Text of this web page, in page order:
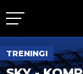
KLUB
TRENINGI